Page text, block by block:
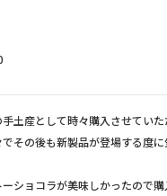
土産として時々購入させてい
その後も新製品が登場する度
ショコラが美味しかったので